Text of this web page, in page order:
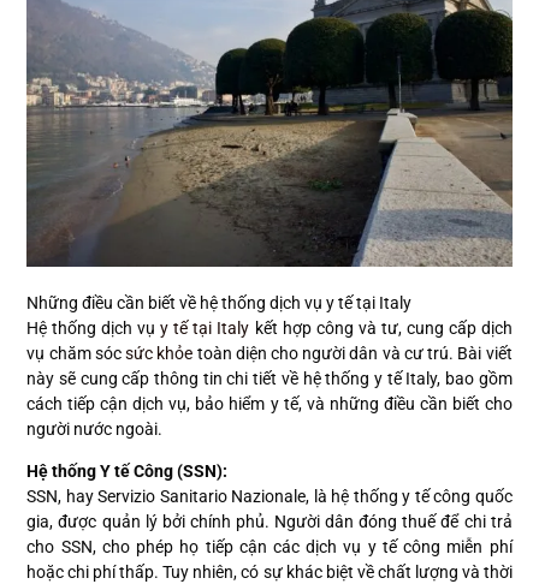
Những điều cần biết về hệ thống dịch vụ y tế tại Italy
Hệ thống dịch vụy tế tại Italy kết hợp công và tư, cung cấp dịch
vụ chăm sócsức khỏe toàn diện cho người dân và cư trú. Bài viết
này sẽ cung cấp thông tin chi tiết về hệ thống y tế Italy, bao gồm
cách tiếp cận dịch vụ, bảo hiểm y tế, và những điều cần biết cho
người nước ngoài.
Hệ thống Y tế Công (SSN):
SSN, hay Servizio Sanitario Nazionale, là hệ thống y tế công quốc
gia, được quản lý bởi chính phủ. Người dân đóng thuế để chi trả
cho SSN, cho phép họ tiếp cận các dịch vụ y tế công miễn phí
hoặc chi phí thấp. Tuy nhiên, có sự khác biệt về chất lượng và thời